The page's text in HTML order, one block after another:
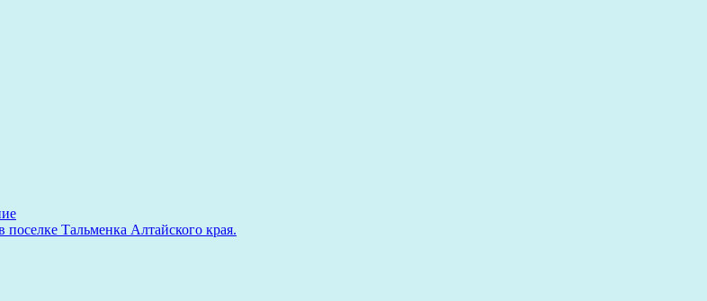
Тальменка Алтайского края.